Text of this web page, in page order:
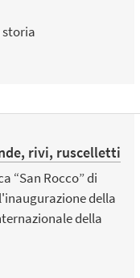
storia
rivi, ruscelletti
“San Rocco” di
della
della